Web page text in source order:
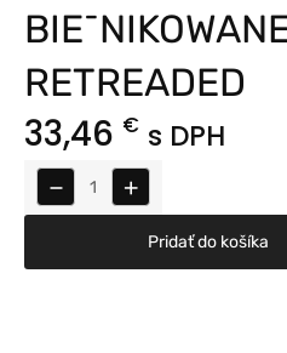
RETREADED
33,46 € s DPH
− +
Pridať do košíka